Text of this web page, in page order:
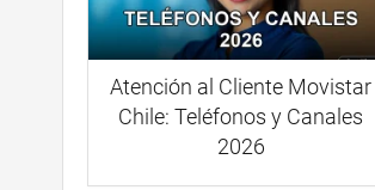
Atención al Cliente Movistar
Chile: Teléfonos y Canales
2026